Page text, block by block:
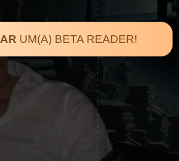
UM(A) BETA READER!